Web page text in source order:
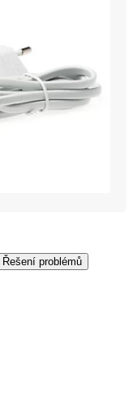
Řešení problémů